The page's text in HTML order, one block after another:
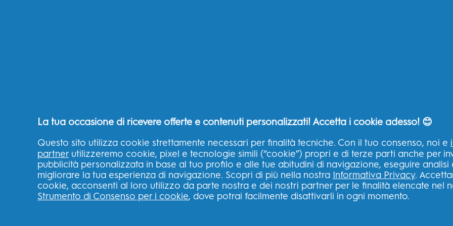
ideale
Spazzolini elettrici
Replacement Brush
Heads
Toothpaste
Irrigators
Elettrico Oral-B?
Perché Dentifricio
Oral-B?
Perché Colluttorio
Oral-B?
Perché Filo
Interdentale Oral-B?
Fixodent
Desideri Magazine
Braun
Igiene Orale
Big
Tua
La tua occasione di ricevere offerte e contenuti personalizzati! Accetta i cookie adesso! 😊
Questo sito utilizza cookie strettamente necessari per finalità tecniche. Con il tuo consenso, noi e
partner utilizzeremo cookie, pixel e tecnologie simili (“cookie”) propri e di terze parti anche per
pubblicità personalizzata in base al tuo profilo e alle tue abitudini di navigazione, eseguire analisi
migliorare la tua esperienza di navigazione. Scopri di più nella nostra Informativa Privacy.
cookie, acconsenti al loro utilizzo da parte nostra e dei nostri partner per le finalità elencate nel
Strumento di Consenso per i cookie, dove potrai facilmente disattivarli in ogni momento.